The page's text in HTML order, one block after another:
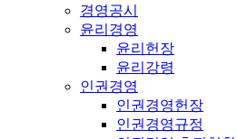
경영공시
윤리경영
윤리헌장
윤리강령
인권경영
인권경영헌장
인권경영규정